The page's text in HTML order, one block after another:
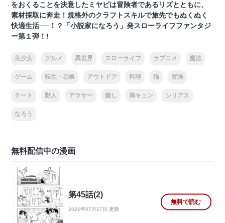
をおくることを決意したミヤビは冒険者であるリズとともに、
素材採取に奔走！規格外のクラフトスキルで旅先でもぬくぬく
快適生活──！？「小説家になろう」発スローライフファンタジ
ー第１弾！!
美少女 グルメ 異世界 スローライフ ラブコメ 魔法
ゲーム 転生・召喚 アウトドア 料理 猫 冒険
チート 獣人 アラサー 癒し 胸キュン シリアス
なろう
無料配信中の漫画
第45話(2)
2026年07月27日 更新
無料で読む